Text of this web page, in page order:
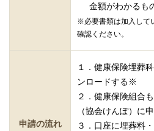
金額がわかるも
※必要書類は加入して
確認ください。
申請の流れ
１．健康保険埋葬
ンロードする※
２．健康保険組合
（協会けんぽ）に
３．口座に埋葬料